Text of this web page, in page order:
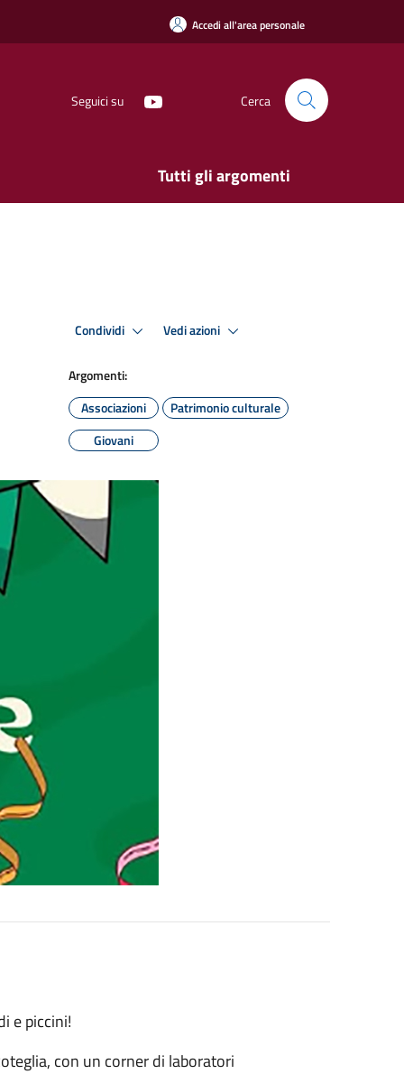
Accedi all'area personale
Seguici su Cerca
Tutti gli argomenti
Condividi Vedi azioni
Argomenti:
Associazioni
Patrimonio culturale
Giovani
e piccini!
con un corner di laboratori